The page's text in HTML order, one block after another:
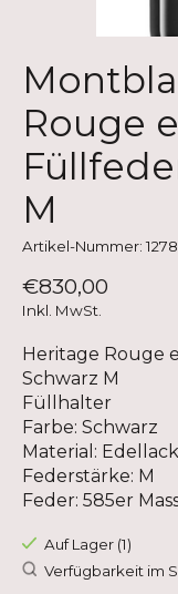
Rouge
M
Artikel-Nummer:
€830,00
Inkl. MwSt.
Heritage Rouge
Schwarz M
Füllhalter
Farbe: Schwarz
Material: Edellack
Federstärke: M
Feder: 585er
Auf Lager (1)
Verfügbarkeit im